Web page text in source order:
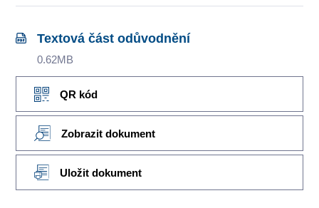
Textová část odůvodnění
0.62MB
QR kód
Zobrazit dokument
Uložit dokument